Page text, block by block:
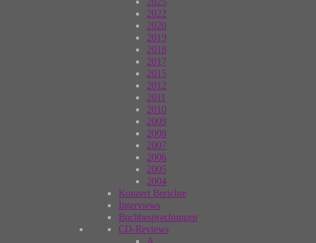
2022
2020
2019
2018
2017
2015
2012
2011
2010
2009
2008
2007
2006
2005
2004
Konzert Berichte
Interviews
Buchbesprechungen
CD-Reviews